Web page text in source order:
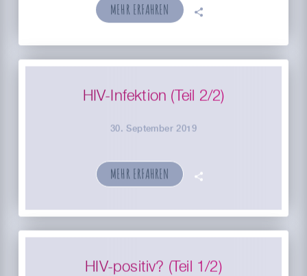
MEHR ERFAHREN 🗣
HIV-Infektion (Teil 2/2)
30. September 2019
MEHR ERFAHREN 🗣
HIV-positiv? (Teil 1/2)